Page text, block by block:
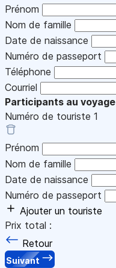
Prénom
Nom de famille
Date de naissance
Numéro de passeport
Téléphone
Courriel
Participants au voyage
Numéro de touriste 1
Prénom
Nom de famille
Date de naissance
Numéro de passeport
Ajouter un touriste
Prix total :
Retour
Suivant